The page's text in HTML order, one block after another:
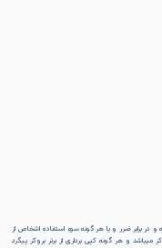
و در برابر ضرر و یا هر گونه سوء استفاده اشخاص از
میباشد و هر گونه کپی برداری از برتر بروکر پیگرد